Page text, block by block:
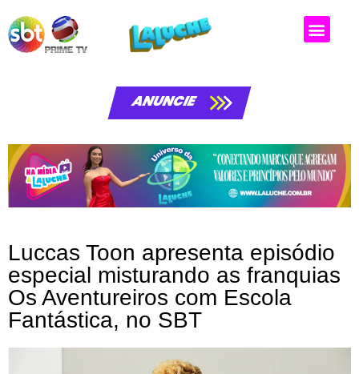
ANUNCIE
Luccas Toon apresenta episódio
especial misturando as franquias
Os Aventureiros com Escola
Fantástica, no SBT